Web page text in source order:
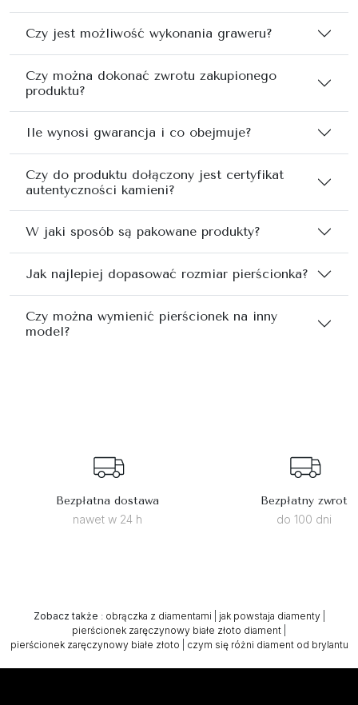
Czy jest możliwość wykonania graweru?
Czy można dokonać zwrotu zakupionego
produktu?
Ile wynosi gwarancja i co obejmuje?
Czy do produktu dołączony jest certyfikat
autentyczności kamieni?
W jaki sposób są pakowane produkty?
Jak najlepiej dopasować rozmiar pierścionka?
Czy można wymienić pierścionek na inny
model?
Bezpłatna dostawa
nawet w 24 h
Bezpłatny zwrot
do 100 dni
Zobacz także : obrączka z diamentami jak powstaja diamenty|
pierścionek zaręczynowy białe złoto diament
pierścionek zaręczynowy białe złoto
czym się różni diament od brylantu